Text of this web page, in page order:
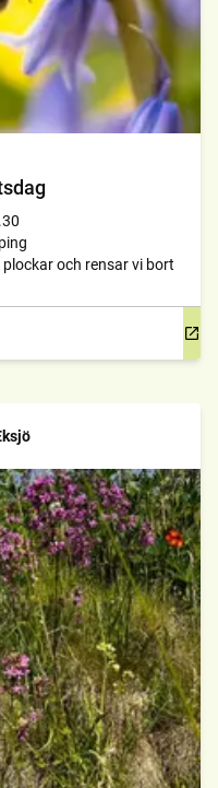
och rensar vi bort